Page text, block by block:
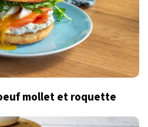
mollet et roquette